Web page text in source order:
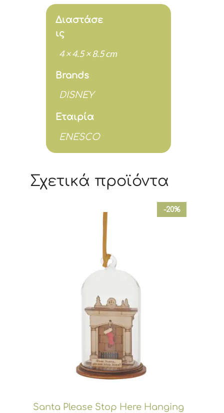
ποσότητα
Διαστάσε
ις
4 × 4.5 × 8.5 cm
Brands
DISNEY
Εταιρία
ENESCO
Σχετικά προϊόντα
-20%
Santa Please Stop Here Hanging